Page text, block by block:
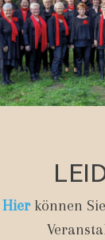
Hierkönnen